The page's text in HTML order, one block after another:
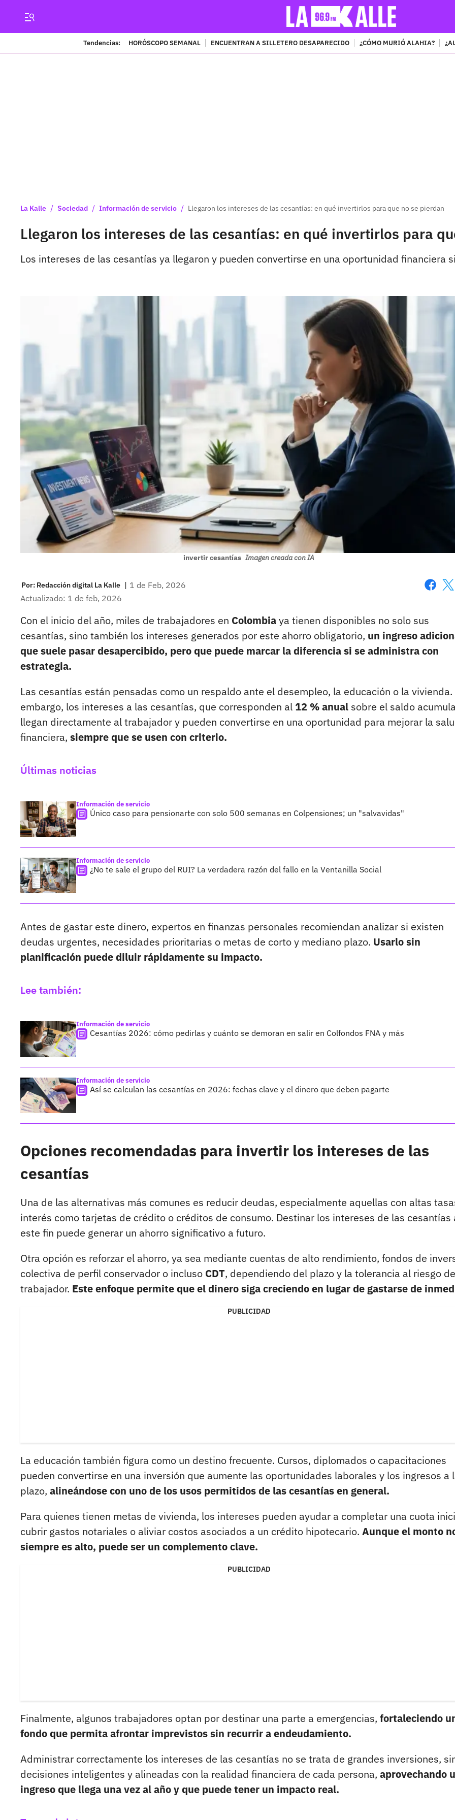
Tendencias: HORÓSCOPO SEMANAL ENCUENTRAN A SILLETERO DESAPARECIDO ¿CÓMO MURIÓ ALAHIA?
La Kalle / Sociedad / Información de servicio / Llegaron los intereses de las cesantías: en qué invertirlos para que no se pierdan
Llegaron los intereses de las cesantías: en qué invertirlos para
Los intereses de las cesantías ya llegaron y pueden convertirse en una oportunidad financiera
invertir cesantías Imagen creada con IA
Por: Redacción digital La Kalle | 1 de Feb, 2026
Actualizado: 1 de feb, 2026
Con el inicio del año, miles de trabajadores en Colombiaya tienen disponibles no solo sus
cesantías, sino también los intereses generados por este ahorro obligatorio, un ingreso
que suele pasar desapercibido, pero que puede marcar la diferencia si se administra con
estrategia.
Las cesantías están pensadas como un respaldo ante el desempleo, la educación o la vivienda.
embargo, los intereses a las cesantías, que corresponden al 12 % anual sobre el saldo
llegan directamente al trabajador y pueden convertirse en una oportunidad para mejorar la
financiera, siempre que se usen con criterio.
Últimas noticias
Información de servicio
Único caso para pensionarte con solo 500 semanas en Colpensiones; un "salvavidas"
Información de servicio
¿No te sale el grupo del RUI? La verdadera razón del fallo en la Ventanilla Social
Antes de gastar este dinero, expertos en finanzas personales recomiendan analizar si existen
deudas urgentes, necesidades prioritarias o metas de corto y mediano plazo. Usarlo sin
planificación puede diluir rápidamente su impacto.
Lee también:
Información de servicio
Cesantías 2026: cómo pedirlas y cuánto se demoran en salir en Colfondos FNA y más
Información de servicio
Así se calculan las cesantías en 2026: fechas clave y el dinero que deben pagarte
Opciones recomendadas para invertir los intereses de las
cesantías
Una de las alternativas más comunes es reducir deudas, especialmente aquellas con altas
interés como tarjetas de crédito o créditos de consumo. Destinar los intereses de las cesantías
este fin puede generar un ahorro significativo a futuro.
Otra opción es reforzar el ahorro, ya sea mediante cuentas de alto rendimiento, fondos de
colectiva de perfil conservador o incluso CDT, dependiendo del plazo y la tolerancia al riesgo
trabajador. Este enfoque permite que el dinero siga creciendo en lugar de gastarse de
PUBLICIDAD
La educación también figura como un destino frecuente. Cursos, diplomados o capacitaciones
pueden convertirse en una inversión que aumente las oportunidades laborales y los ingresos a
plazo, alineándose con uno de los usos permitidos de las cesantías en general.
Para quienes tienen metas de vivienda, los intereses pueden ayudar a completar una cuota
cubrir gastos notariales o aliviar costos asociados a un crédito hipotecario. Aunque el monto
siempre es alto, puede ser un complemento clave.
PUBLICIDAD
Finalmente, algunos trabajadores optan por destinar una parte a emergencias, fortaleciendo
fondo que permita afrontar imprevistos sin recurrir a endeudamiento.
Administrar correctamente los intereses de las cesantías no se trata de grandes inversiones,
decisiones inteligentes y alineadas con la realidad financiera de cada persona, aprovechando
ingreso que llega una vez al año y que puede tener un impacto real.